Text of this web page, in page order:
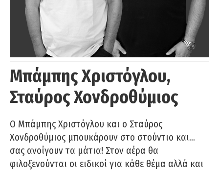
Μπάμπης Χριστόγλου,
Σταύρος Χονδροθύμιος
O Μπάμπης Χριστόγλου και ο Σταύρος
Χονδροθύμιος μπουκάρουν στο στούντιο και…
σας ανοίγουν τα μάτια! Στον αέρα θα
φιλοξενούνται οι ειδικοί για κάθε θέμα αλλά και